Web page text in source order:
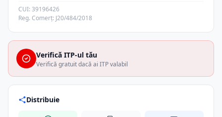
CUI: 39196426
Reg. Comerț: J20/484/2018
Verifică ITP-ul tău
Verifică gratuit dacă ai ITP valabil
Distribuie